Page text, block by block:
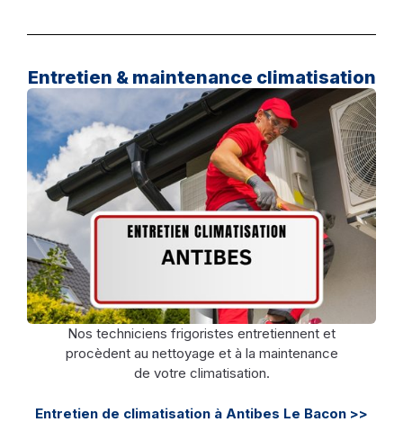
Entretien & maintenance climatisation
Nos techniciens frigoristes entretiennent et
procèdent au nettoyage et à la maintenance
de votre climatisation.
Entretien de climatisation à Antibes Le Bacon >>